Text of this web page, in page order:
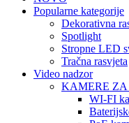
Popularne kategorije
Dekorativna
Spotlight
Stropne LED
Tračna rasvjeta
Video nadzor
KAMERE
WI-FI